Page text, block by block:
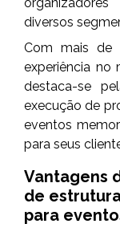
diversos
Com mais de
experiência no
destaca-se
execução de
eventos
para seus
Vantagens
de
para